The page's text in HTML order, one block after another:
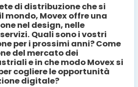
di distribuzione che si
mondo, Movex offre una
nel design, nelle
Quali sono i vostri
per i prossimi anni? Come
del mercato dei
e in che modo Movex si
cogliere le opportunità
digitale?